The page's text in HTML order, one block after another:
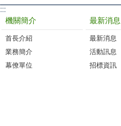
:::
機關簡介
首長介紹
業務簡介
幕僚單位
最新消息
最新消息
活動訊息
招標資訊